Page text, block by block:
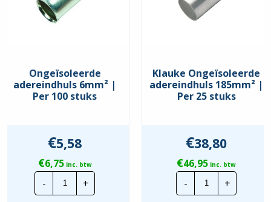
Ongeïsoleerde
adereindhuls 6mm² |
Per 100 stuks
€5,58
€6,75inc. btw
-
Ongeïsoleerde
adereindhuls
6mm²
+
Klauke Ongeïsoleerde
adereindhuls 185mm² |
Per 25 stuks
€38,80
€46,95 inc. btw
-
Klauke
adereindhuls
+